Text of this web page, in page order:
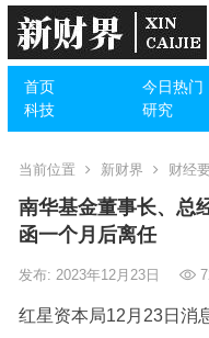
首页 今日热门
科技
研究
当前位置 新财界 财经
南华基金董事长、总
函一个月后离任
发布: 2023年12月23日
红星资本局12月23日消